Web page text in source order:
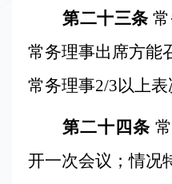
第二十三条
常务理事出席方能
常务理事2/3以上表
第二十四条
开一次会议；情况